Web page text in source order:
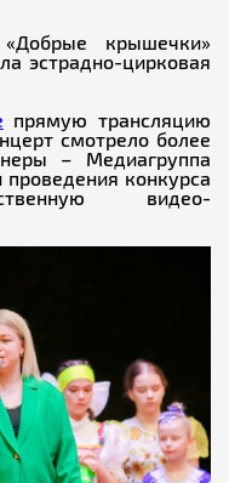
крышечки»
эстрадно-цирковая
прямую трансляцию
смотрело более
– Медиагруппа
конкурса
видео-